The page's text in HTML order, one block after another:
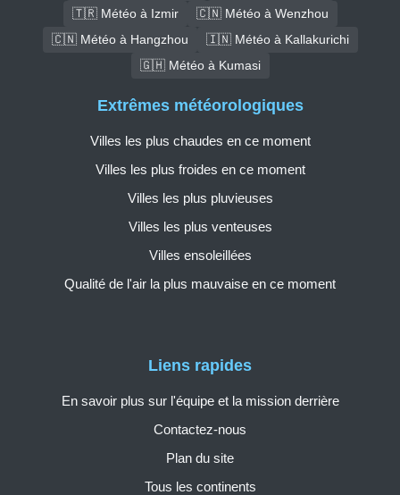
🇹🇷 Météo à Izmir
🇨🇳 Météo à Wenzhou
🇨🇳 Météo à Hangzhou
🇮🇳 Météo à Kallakurichi
🇬🇭 Météo à Kumasi
Liens rapides
En savoir plus sur l'équipe et la mission derrière
Contactez-nous
Plan du site
Tous les continents
Extrêmes météorologiques
Villes les plus chaudes en ce moment
Villes les plus froides en ce moment
Villes les plus pluvieuses
Villes les plus venteuses
Villes ensoleillées
Qualité de l'air la plus mauvaise en ce moment